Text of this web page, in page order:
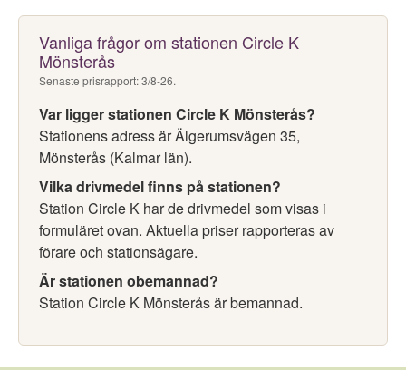
Vanliga frågor om stationen Circle K
Mönsterås
Senaste prisrapport: 3/8-26.
Var ligger stationen Circle K Mönsterås?
Stationens adress är Älgerumsvägen 35,
Mönsterås (Kalmar län).
Vilka drivmedel finns på stationen?
Station Circle K har de drivmedel som visas i
formuläret ovan. Aktuella priser rapporteras av
förare och stationsägare.
Är stationen obemannad?
Station Circle K Mönsterås är bemannad.